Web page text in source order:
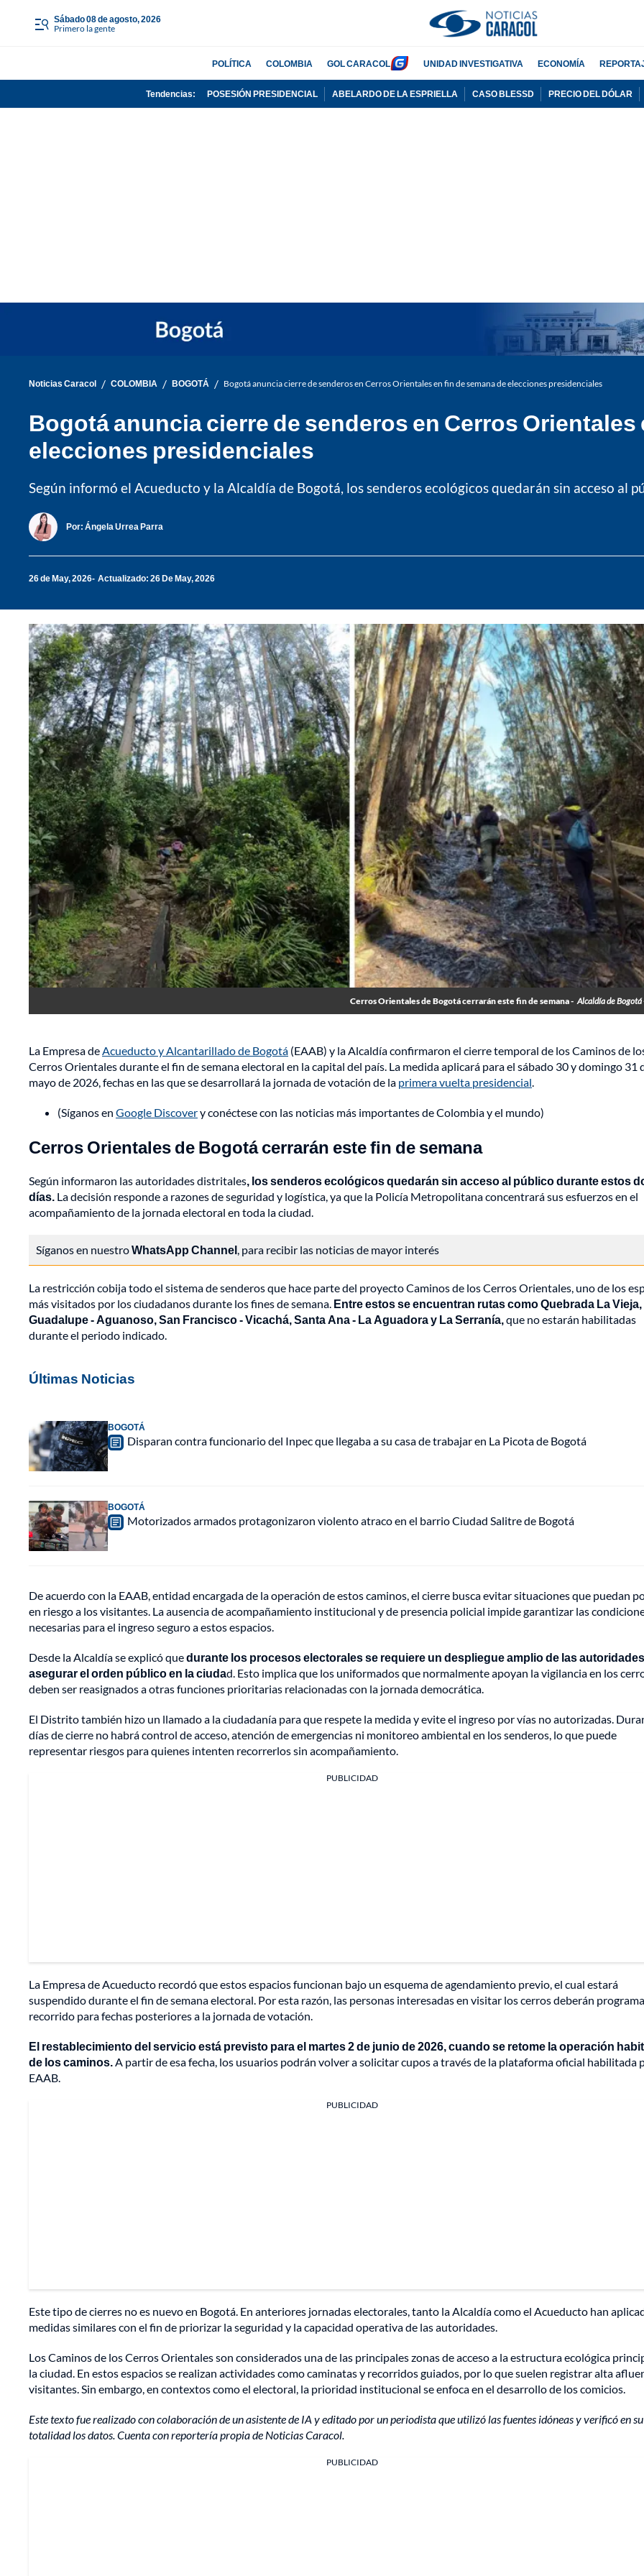
sábado 08 de agosto, 2026
Primero la gente
POLÍTICA COLOMBIA GOL CARACOL UNIDAD INVESTIGATIVA ECONOMÍA
Tendencias: POSESIÓN PRESIDENCIAL ABELARDO DE LA ESPRIELLA CASO BLESSD PRECIO DEL DÓLAR
Noticias Caracol / COLOMBIA / BOGOTÁ / Bogotá anuncia cierre de senderos en Cerros Orientales en fin de semana de elecciones presidenciales
Bogotá anuncia cierre de senderos en Cerros Orientales
elecciones presidenciales
Según informó el Acueducto y la Alcaldía de Bogotá, los senderos ecológicos quedarán sin acceso al
Por: Ángela Urrea Parra
26 de May, 2026 Actualizado: 26 De May, 2026
Cerros Orientales de Bogotá cerrarán este fin de semana - Alcaldía de Bogotá
La Empresa deAcueducto y Alcantarillado de Bogotá (EAAB) y la Alcaldía confirmaron el cierre temporal de los Caminos de
Cerros Orientales durante el fin de semana electoral en la capital del país. La medida aplicará para el sábado 30 y domingo 31
mayo de 2026, fechas en las que se desarrollará la jornada de votación de la primera vuelta presidencial.
(Síganos en Google Discovery conéctese con las noticias más importantes de Colombia y el mundo)
Cerros Orientales de Bogotá cerrarán este fin de semana
Según informaron las autoridades distritales, los senderos ecológicos quedarán sin acceso al público durante estos
días. La decisión responde a razones de seguridad y logística, ya que la Policía Metropolitana concentrará sus esfuerzos en el
acompañamiento de la jornada electoral en toda la ciudad.
Síganos en nuestroWhatsApp Channel, para recibir las noticias de mayor interés
La restricción cobija todo el sistema de senderos que hace parte del proyecto Caminos de los Cerros Orientales, uno de los
más visitados por los ciudadanos durante los fines de semana. Entre estos se encuentran rutas como Quebrada La Vieja,
Guadalupe - Aguanoso, San Francisco - Vicachá, Santa Ana - La Aguadora y La Serranía,que no estarán habilitadas
durante el periodo indicado.
Últimas Noticias
BOGOTÁ
Disparan contra funcionario del Inpec que llegaba a su casa de trabajar en La Picota de Bogotá
BOGOTÁ
Motorizados armados protagonizaron violento atraco en el barrio Ciudad Salitre de Bogotá
De acuerdo con la EAAB, entidad encargada de la operación de estos caminos, el cierre busca evitar situaciones que puedan
en riesgo a los visitantes. La ausencia de acompañamiento institucional y de presencia policial impide garantizar las
necesarias para el ingreso seguro a estos espacios.
Desde la Alcaldía se explicó quedurante los procesos electorales se requiere un despliegue amplio de las
asegurar el orden público en la ciudad. Esto implica que los uniformados que normalmente apoyan la vigilancia en los
deben ser reasignados a otras funciones prioritarias relacionadas con la jornada democrática.
El Distrito también hizo un llamado a la ciudadanía para que respete la medida y evite el ingreso por vías no autorizadas.
días de cierre no habrá control de acceso, atención de emergencias ni monitoreo ambiental en los senderos, lo que puede
representar riesgos para quienes intenten recorrerlos sin acompañamiento.
PUBLICIDAD
La Empresa de Acueducto recordó que estos espacios funcionan bajo un esquema de agendamiento previo, el cual estará
suspendido durante el fin de semana electoral. Por esta razón, las personas interesadas en visitar los cerros deberán
recorrido para fechas posteriores a la jornada de votación.
El restablecimiento del servicio está previsto para el martes 2 de junio de 2026, cuando se retome la operación
de los caminos.A partir de esa fecha, los usuarios podrán volver a solicitar cupos a través de la plataforma oficial habilitada
EAAB.
PUBLICIDAD
Este tipo de cierres no es nuevo en Bogotá. En anteriores jornadas electorales, tanto la Alcaldía como el Acueducto han
medidas similares con el fin de priorizar la seguridad y la capacidad operativa de las autoridades.
Los Caminos de los Cerros Orientales son considerados una de las principales zonas de acceso a la estructura ecológica
la ciudad. En estos espacios se realizan actividades como caminatas y recorridos guiados, por lo que suelen registrar alta
visitantes. Sin embargo, en contextos como el electoral, la prioridad institucional se enfoca en el desarrollo de los comicios.
Este texto fue realizado con colaboración de un asistente de IA y editado por un periodista que utilizó las fuentes idóneas y verificó en su
totalidad los datos. Cuenta con reportería propia de Noticias Caracol.
PUBLICIDAD